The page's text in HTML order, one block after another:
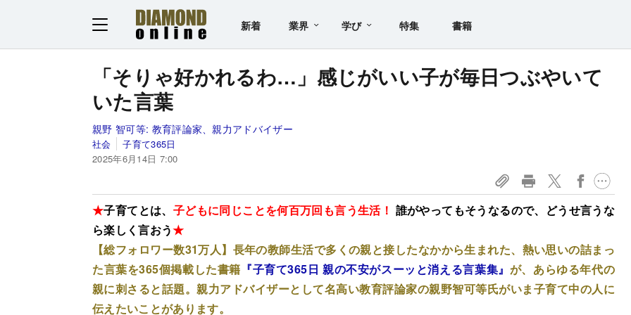
新着 業界 学び 特集 書籍
「そりゃ好かれるわ…」感じがいい子が毎日つぶやいて
いた言葉
親野 智可等: 教育評論家、親力アドバイザー
社会
子育て365日
2025年6月14日 7:00
★子育てとは、 子どもに同じことを何百万回も言う生活！ 誰がやってもそうなるので、どうせ言うな
ら楽しく言おう★
【総フォロワー数31万人】長年の教師生活で多くの親と接したなかから生まれた、熱い思いの詰まっ
た言葉を365個掲載した書籍 『子育て365日 親の不安がスーッと消える言葉集』 が、あらゆる年代の
親に刺さると話題。親力アドバイザーとして名高い教育評論家の親野智可等氏がいま子育て中の人に
伝えたいことがあります。